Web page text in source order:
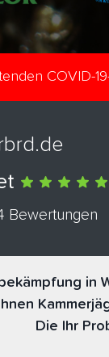
COVID-
Bewertungen
in
Die Ihr